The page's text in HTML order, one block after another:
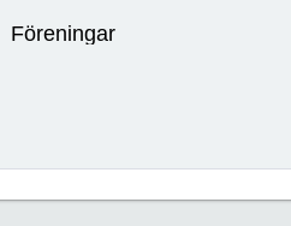
Föreningar